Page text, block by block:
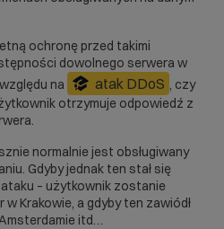
ochronę przed takimi
dowolnego serwera w
na
atak DDoS
, czy
otrzymuje odpowiedź z
normalnie jest obsługiwany
Gdyby jednak ten stał się
– użytkownik zostanie
Krakowie, a gdyby ten zawiódł
itd…